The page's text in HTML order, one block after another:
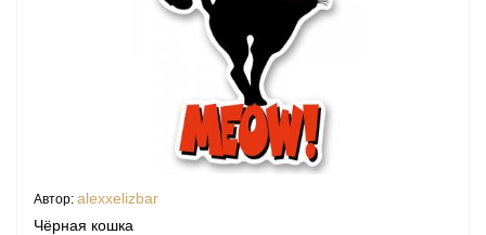
Автор: alexxelizbar
Чёрная кошка